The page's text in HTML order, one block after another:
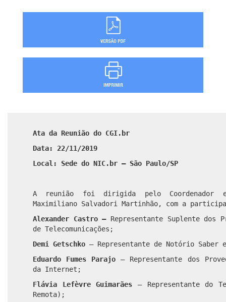
Ata da Reunião do CGI.br
Data: 22/11/2019
Local: Sede do NIC.br – São Paulo/SP
A reunião foi dirigida pelo Coordenador
Maximiliano Salvadori Martinhão, com a
Alexander Castro –Representante Suplente dos
de Telecomunicações;
Demi Getschko – Representante de Notório Saber
Eduardo Fumes Parajo – Representante dos
da Internet;
Flávia Lefèvre Guimarães – Representante do
Remota);